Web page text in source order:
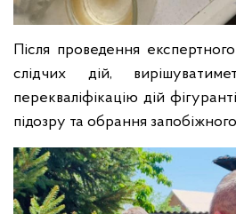
Після проведення
слідчих дій,
перекваліфікацію дій
підозру та обрання